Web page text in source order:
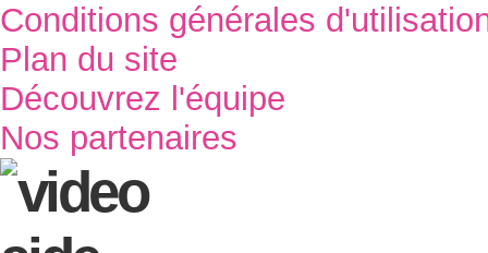
Conditions générales
Plan du site
Découvrez l'équipe
Nos partenaires